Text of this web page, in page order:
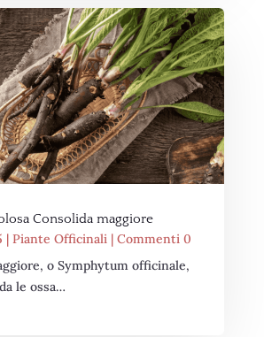
Consolida maggiore
| Piante Officinali| Commenti 0
o Symphytum officinale,
le ossa…